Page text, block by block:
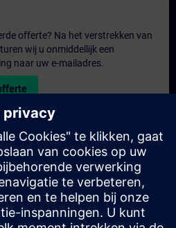
offerte? Na het verstrekken van
wij u onmiddellijk een
naar uw e-mailadres.
training
en wilt u een offerte
virtueel of in een SITRAIN-
u uw persoonlijke gegevens en
van ons een offerte voor